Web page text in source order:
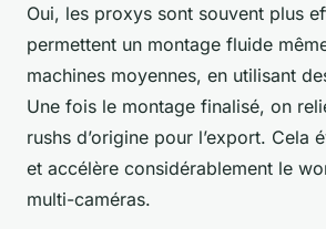
Oui, les proxys sont souvent plus
permettent un montage fluide
machines moyennes, en utilisant
Une fois le montage finalisé, on
rushs d’origine pour l’export. Cela
et accélère considérablement le
multi-caméras.